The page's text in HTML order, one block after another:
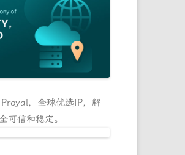
，全球优选IP，解
可信和稳定。